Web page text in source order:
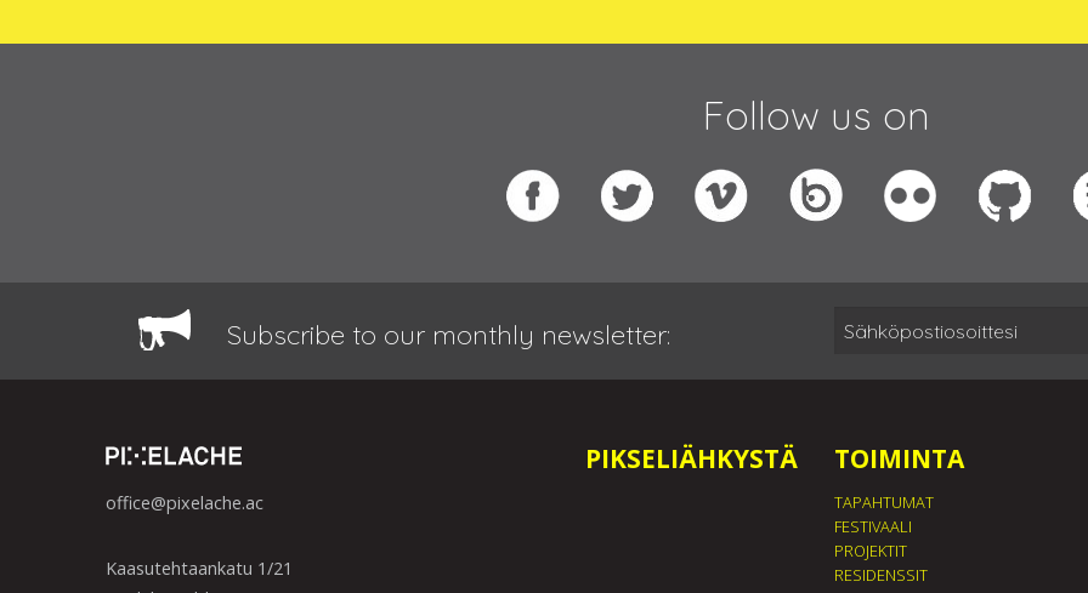
Follow us on
Subscribe to our monthly newsletter:
office@pixelache.ac
Kaasutehtaankatu 1/21
PIKSELIÄHKYSTÄ TOIMINTA
TAPAHTUMAT
FESTIVAALI
PROJEKTIT
RESIDENSSIT